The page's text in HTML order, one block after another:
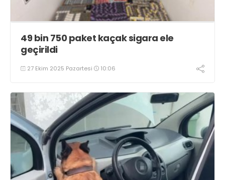
49 bin 750 paket kaçak sigara ele
geçirildi
27 Ekim 2025 Pazartesi 10:06